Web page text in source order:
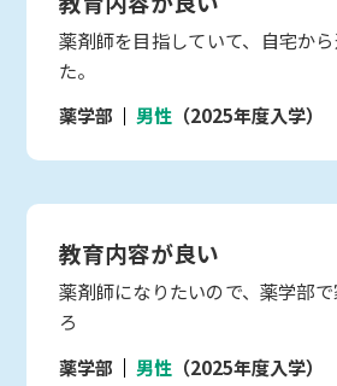
薬剤師を目指していて、自宅か
た。
薬学部
男性 （2025年度入学）
教育内容が良い
薬剤師になりたいので、薬学部
ろ
薬学部
男性 （2025年度入学）